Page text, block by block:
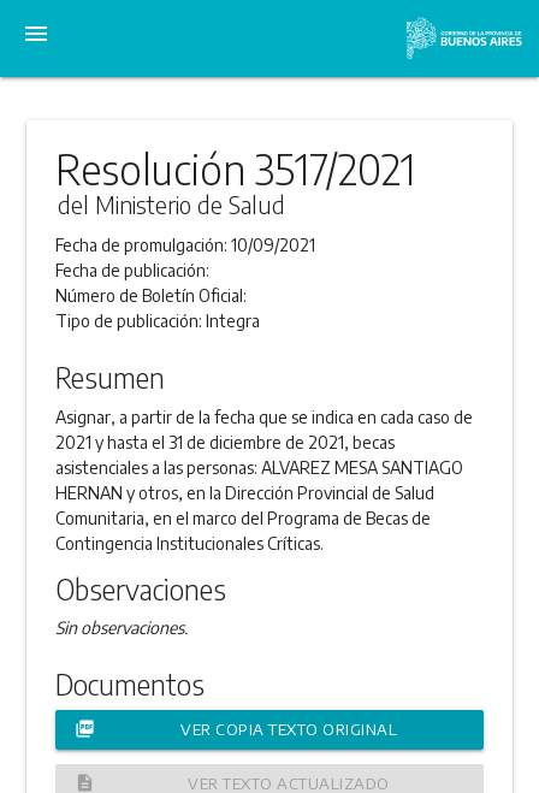
menu
Resolución 3517/2021
del Ministerio de Salud
Fecha de promulgación:10/09/2021
Fecha de publicación:
Número de Boletín Oficial:
Tipo de publicación:Integra
Resumen
Asignar, a partir de la fecha que se indica en cada caso de
2021 y hasta el 31 de diciembre de 2021, becas
asistenciales a las personas: ALVAREZ MESA SANTIAGO
HERNAN y otros, en la Dirección Provincial de Salud
Comunitaria, en el marco del Programa de Becas de
Contingencia Institucionales Críticas.
Observaciones
Sin observaciones.
Documentos
picture_as_pdf VER COPIA TEXTO ORIGINAL
description VER TEXTO ACTUALIZADO